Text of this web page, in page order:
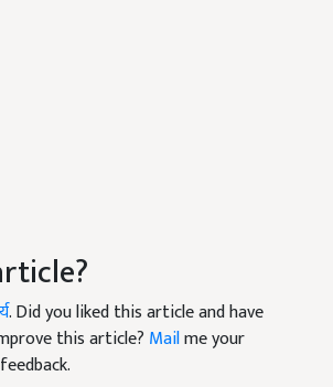
. Did you liked this article and have
this article? Mailme your